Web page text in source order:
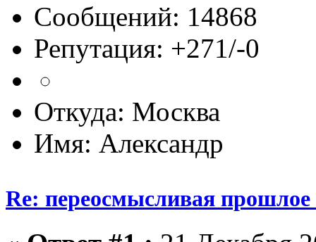
Сообщений: 14868
Репутация: +271/-0
Откуда: Москва
Имя: Александр
Re: переосмысливая